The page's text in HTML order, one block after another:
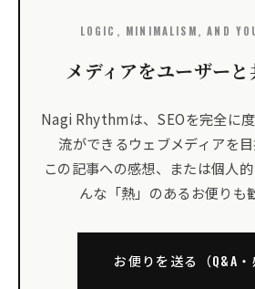
LOGIC, MINIMALISM, AND
メディアをユーザーと
Nagi Rhythmは、SEOを完全に
流ができるウェブメディアを目
この記事への感想、または個人
んな「熱」のあるお便りも
お便りを送る（Q&A・